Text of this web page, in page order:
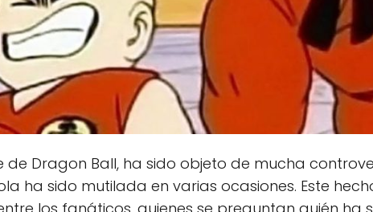
de Dragon Ball, ha sido objeto de mucha
ha sido mutilada en varias ocasiones. Este